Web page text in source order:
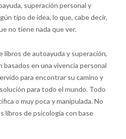
superación personal y
tipo de idea, lo que, cabe decir,
no tiene nada que ver.
libros de autoayuda y superación,
en una vivencia personal
para encontrar su camino y
para todo el mundo. Todo
o muy poca y manipulada. No
libros de psicología con base